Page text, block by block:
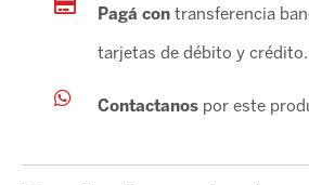
Pagá contransferencia
tarjetas de débito y crédito.
Contactanospor este